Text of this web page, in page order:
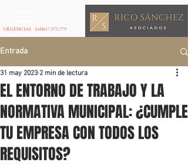
URGENCIAS 24H617.373.779
Entrada
EL ENTORNO DE TRABAJO Y LA
NORMATIVA MUNICIPAL: ¿CUMPLE
TU EMPRESA CON TODOS LOS
REQUISITOS?
31 may 2023 2 min de lectura